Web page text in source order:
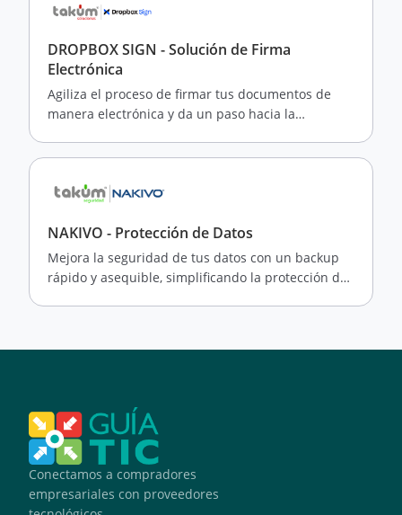
DROPBOX SIGN - Solución de Firma
Electrónica
Agiliza el proceso de firmar tus documentos de
manera electrónica y da un paso hacia la
empresariales.
NAKIVO - Protección de Datos
Mejora la seguridad de tus datos con un backup
rápido y asequible, simplificando la protección de
Conectamos a compradores
empresariales con proveedores